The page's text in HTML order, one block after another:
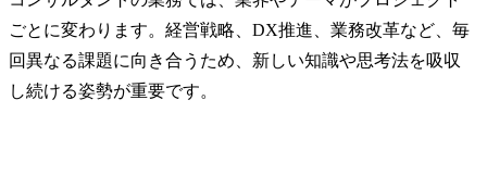
ごとに変わります。経営戦略、DX推進、業務改革など、毎
回異なる課題に向き合うため、新しい知識や思考法を吸収
し続ける姿勢が重要です。